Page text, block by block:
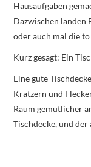
Hausaufgaben
Dazwischen landen
oder auch mal die
Kurz gesagt: Ein
Eine gute
Kratzern und
Raum gemütlicher
Tischdecke, und